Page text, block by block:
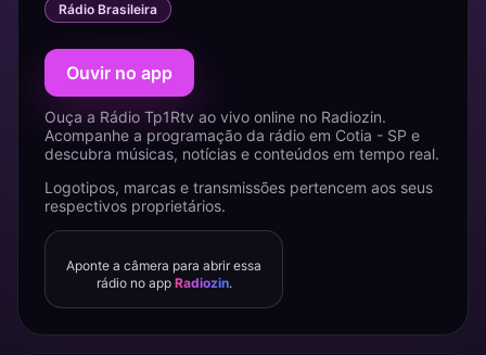
Rádio Brasileira
Ouvir no app
Ouça a Rádio Tp1Rtv ao vivo online no Radiozin.
Acompanhe a programação da rádio em Cotia - SP e
descubra músicas, notícias e conteúdos em tempo real.
Logotipos, marcas e transmissões pertencem aos seus
respectivos proprietários.
Aponte a câmera para abrir essa
rádio no app Radiozin.